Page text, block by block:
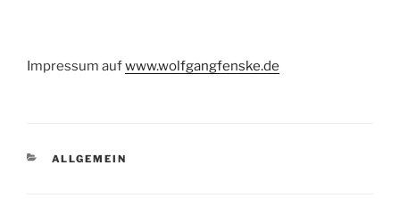
Impressum aufwww.wolfgangfenske.de
KATEGORIEN
ALLGEMEIN